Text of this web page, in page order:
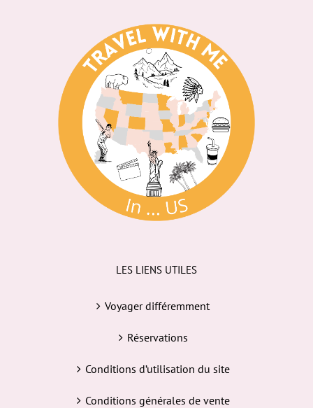
LES LIENS UTILES
Voyager différemment
Réservations
Conditions d’utilisation du site
Conditions générales de vente